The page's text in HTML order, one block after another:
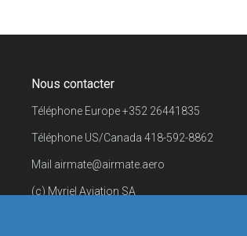
©OpenStreetMap
Nous contacter
Téléphone Europe+352 26441835
Téléphone US/Canada 418-592-8862
Mail airmate@airmate.aero
(c) Myriel Aviation SA